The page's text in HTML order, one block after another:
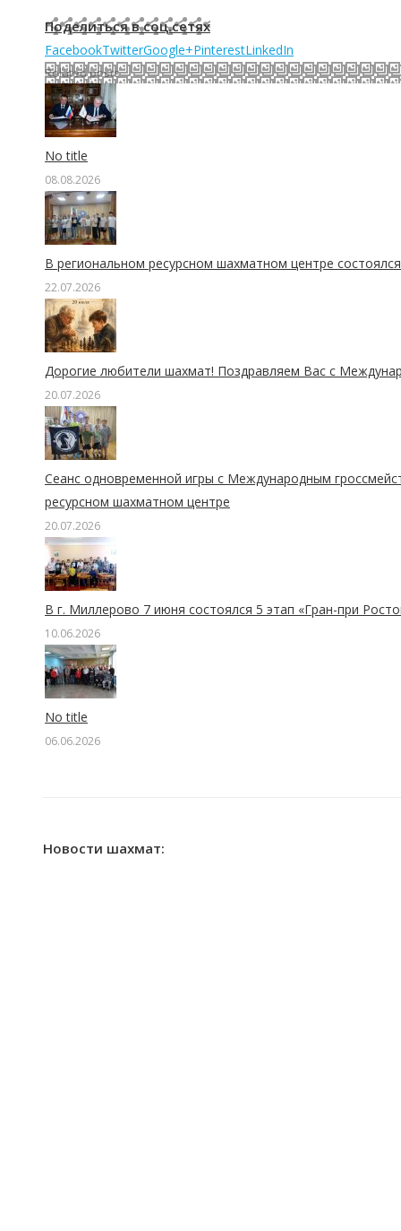
Поделиться в соц.сетях
FacebookTwitterGoogle+PinterestLinkedIn
Related posts
No title
08.08.2026
В региональном ресурсном шахматном центре
22.07.2026
Дорогие любители шахмат! Поздравляем Вас с
20.07.2026
Сеанс одновременной игры с Международным
ресурсном шахматном центре
20.07.2026
В г. Миллерово 7 июня состоялся 5 этап «Гран-при
10.06.2026
No title
06.06.2026
Новости шахмат: